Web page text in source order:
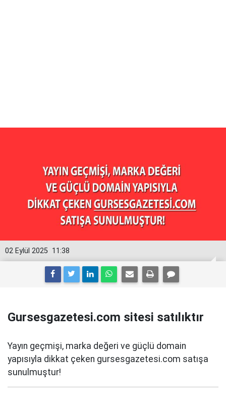
11:38
02 Eylül 2025
Gursesgazetesi.com sitesi satılıktır
Yayın geçmişi, marka değeri ve güçlü domain
yapısıyla dikkat çeken gursesgazetesi.com satışa
sunulmuştur!